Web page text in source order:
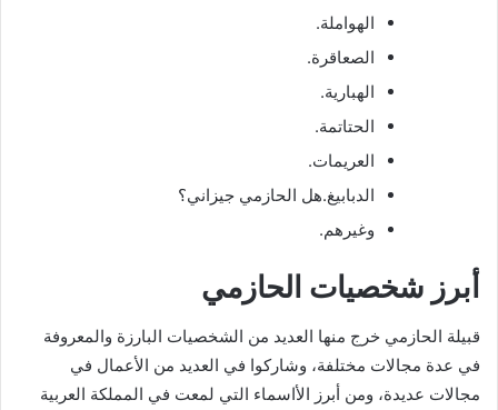
الهواملة.
الصعاقرة.
الهبارية.
الحتاتمة.
العريمات.
الدبابيغ.هل الحازمي جيزاني؟
وغيرهم.
أبرز شخصيات الحازمي
قبيلة الحازمي خرج منها العديد من الشخصيات البارزة والمعروفة
في عدة مجالات مختلفة، وشاركوا في العديد من الأعمال في
مجالات عديدة، ومن أبرز الأاسماء التي لمعت في المملكة العربية